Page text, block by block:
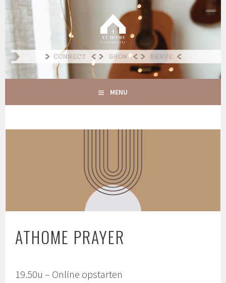
Spring
inhoud
AT HOME COMMUNITY
CONNECT GROW SERVE
MENU
ATHOME PRAYER
19.50u – Online opstarten